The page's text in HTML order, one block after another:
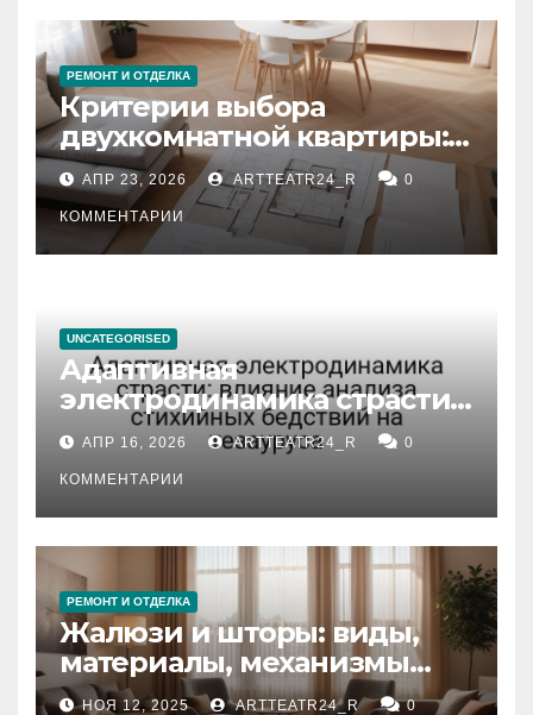
РЕМОНТ И ОТДЕЛКА
Критерии выбора
двухкомнатной квартиры:
планировка, площадь,
состояние и документация
АПР 23, 2026 ARTTEATR24_R 0
КОММЕНТАРИИ
UNCATEGORISED
Адаптивная
электродинамика страсти:
влияние анализа
стихийных бедствий на
тезауруса
АПР 16, 2026 ARTTEATR24_R 0
КОММЕНТАРИИ
РЕМОНТ И ОТДЕЛКА
Жалюзи и шторы: виды,
материалы, механизмы
управления и уход
НОЯ 12, 2025 ARTTEATR24_R 0